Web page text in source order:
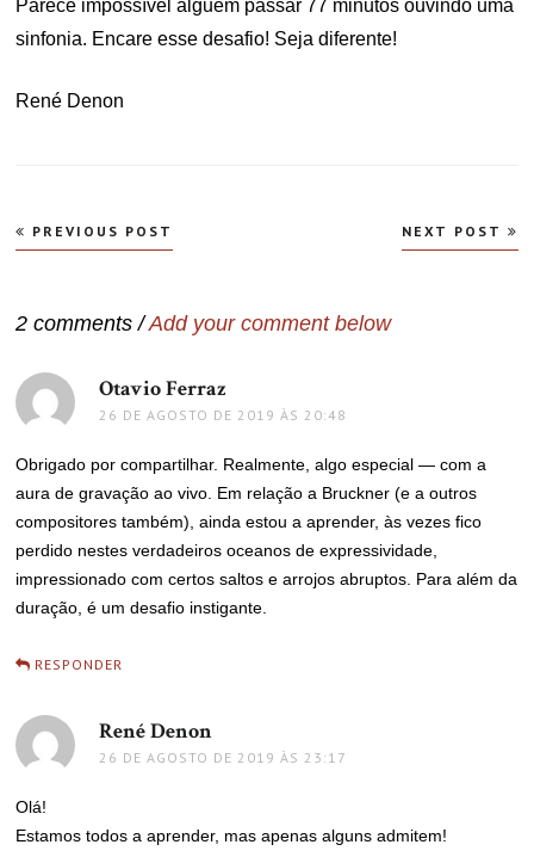
Parece impossível alguém passar 77 minutos ouvindo uma
sinfonia. Encare esse desafio! Seja diferente!
René Denon
Navegação
de
PREVIOUS POST NEXT POST
2 comments /Add your comment below
Otavio Ferraz
26 DE AGOSTO DE 2019 ÀS 20:48
Obrigado por compartilhar. Realmente, algo especial — com a
aura de gravação ao vivo. Em relação a Bruckner (e a outros
compositores também), ainda estou a aprender, às vezes fico
perdido nestes verdadeiros oceanos de expressividade,
impressionado com certos saltos e arrojos abruptos. Para além da
duração, é um desafio instigante.
RESPONDER
René Denon
26 DE AGOSTO DE 2019 ÀS 23:17
Olá!
Estamos todos a aprender, mas apenas alguns admitem!